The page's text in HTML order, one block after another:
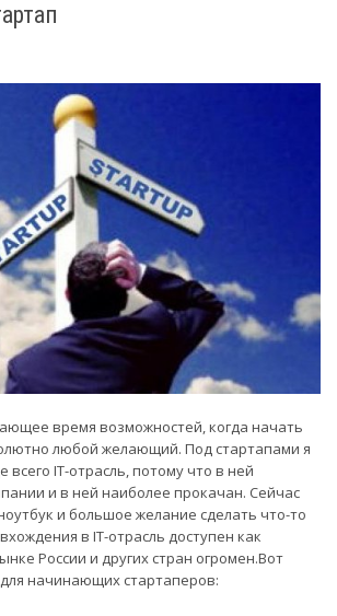
время возможностей, когда начать
любой желающий. Под стартапами я
IT-отрасль, потому что в ней
и в ней наиболее прокачан. Сейчас
и большое желание сделать что-то
в IT-отрасль доступен как
России и других стран огромен.Вот
начинающих стартаперов: